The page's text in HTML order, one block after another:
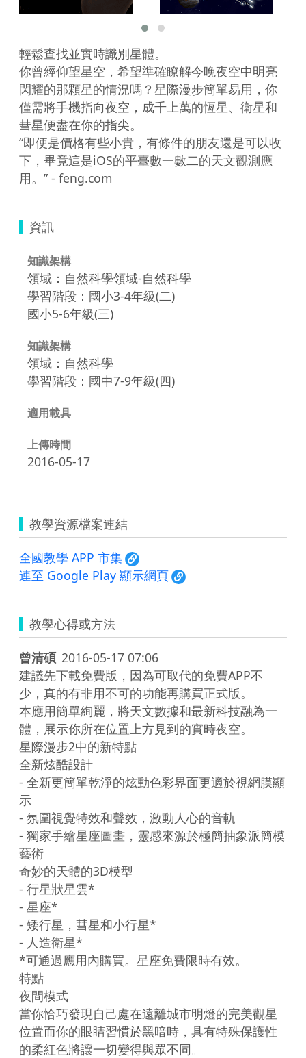
輕鬆查找並實時識別星體。
你曾經仰望星空，希望準確瞭解今晚夜空中明亮
閃耀的那顆星的情況嗎？星際漫步簡單易用，你
僅需將手機指向夜空，成千上萬的恆星、衛星和
彗星便盡在你的指尖。
“即便是價格有些小貴，有條件的朋友還是可以收
下，畢竟這是iOS的平臺數一數二的天文觀測應
用。” - feng.com
資訊
知識架構
領域：自然科學領域-自然科學
學習階段：國小3-4年級(二)
國小5-6年級(三)
知識架構
領域：自然科學
學習階段：國中7-9年級(四)
適用載具
上傳時間
2016-05-17
教學資源檔案連結
全國教學 APP 市集
連至 Google Play 顯示網頁
教學心得或方法
曾清碩 2016-05-17 07:06
建議先下載免費版，因為可取代的免費APP不
少，真的有非用不可的功能再購買正式版。
本應用簡單絢麗，將天文數據和最新科技融為一
體，展示你所在位置上方見到的實時夜空。
星際漫步​​2中的新特點
全新炫酷設計
- 全新更簡單乾淨的炫動色彩界面更適於視網膜顯
示
- 氛圍視覺特效和聲效，激動人心的音軌
- 獨家手繪星座圖畫，靈感來源於極簡抽象派簡模
藝術
奇妙的天體的3D模型
- 行星狀星雲*
- 星座*
- 矮行星，彗星和小行星*
- 人造衛星*
*可通過應用內購買。星座免費限時有效。
特點
夜間模式
當你恰巧發現自己處在遠離城市明燈的完美觀星
位置而你的眼睛習慣於黑暗時，具有特殊保護性
的柔紅色將讓一切變得與眾不同。